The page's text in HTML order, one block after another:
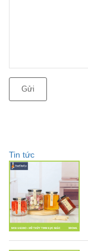
Gửi
Tin tức